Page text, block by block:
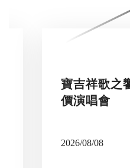
寶吉祥歌之
價演唱會
2026/08/08